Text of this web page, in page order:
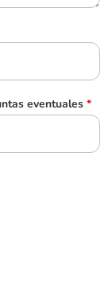
eventuales *